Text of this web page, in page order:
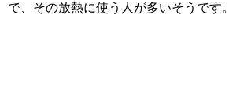
で、その放熱に使う人が多いそうです。